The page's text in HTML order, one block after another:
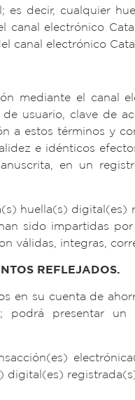
es decir, cualquier
electrónico
canal electrónico
mediante el canal
usuario, clave de
a estos términos y
e idénticos
en un
huella(s) digital(es)
sido impartidas
válidas, integras,
REFLEJADOS.
en su cuenta de
podrá presentar
digital(es)